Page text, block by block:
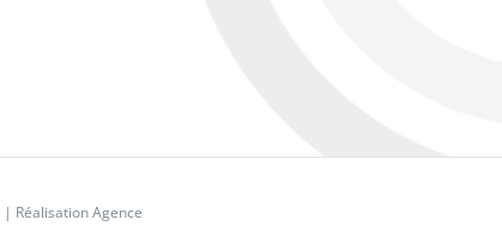
| Réalisation Agence